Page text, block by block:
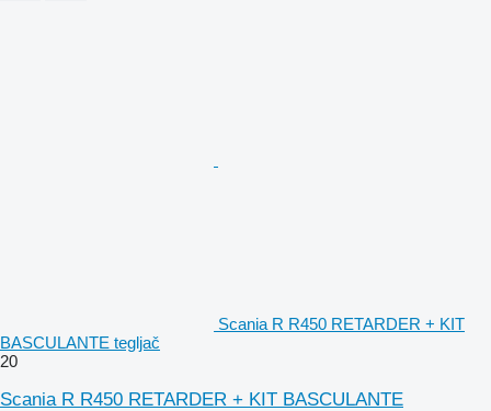
Scania R R450 RETARDER + KIT
BASCULANTE tegljač
20
Scania R R450 RETARDER + KIT BASCULANTE